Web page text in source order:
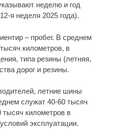
неделю и год
я неделя 2025 года).
– пробег. В среднем
километров, в
типа резины (летняя,
дорог и резины.
летние шины
служат 40-60 тысяч
тысяч километров в
эксплуатации.